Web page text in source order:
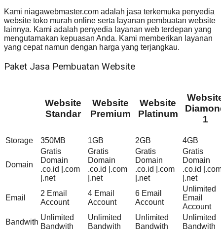
Kami niagawebmaster.com adalah jasa terkemuka penyedia
website toko murah online serta layanan pembuatan website
lainnya. Kami adalah penyedia layanan web terdepan yang
mengutamakan kepuasan Anda. Kami memberikan layanan
yang cepat namun dengan harga yang terjangkau.
Paket Jasa Pembuatan Website
Website
Standar
Website
Premium
Website
Platinum
1
Storage 350MB 1GB 2GB 4GB
Domain
Gratis
Domain
.co.id |.com
|.net
Gratis
Domain
.co.id |.com
|.net
Gratis
Domain
.co.id |.com
|.net
Gratis
Domain
.co.id
|.net
Email
2 Email
Account
4 Email
Account
6 Email
Account
Unlimited
Email
Account
Bandwith
Unlimited
Bandwith
Unlimited
Bandwith
Unlimited
Bandwith
Unlimited
Bandwith